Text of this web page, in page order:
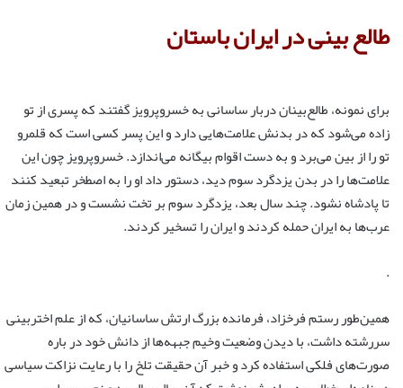
طالع بینی در ایران باستان
برای نمونه، طالع‌بینان دربار ساسانی به خسروپرویز گفتند که پسری از تو
زاده می‌شود که در بدنش علامت‌هایی دارد و این پسر کسی است که قلمرو
تو را از بین می‌برد و به دست اقوام بیگانه می‌اندازد. خسروپرویز چون این
علامت‌ها را در بدن یزدگرد سوم دید، دستور داد او را به اصطخر تبعید کنند
تا پادشاه نشود. چند سال بعد، یزدگرد سوم بر تخت نشست و در همین زمان
عرب‌ها به ایران حمله کردند و ایران را تسخیر کردند.
.
همین‌طور رستم فرخزاد، فرمانده بزرگ ارتش ساسانیان، که از علم اختربینی
سررشته داشت، با دیدن وضعیت وخیم جبهه‌ها از دانش خود در باره
صورت‌های فلکی استفاده کرد و خبر آن حقیقت تلخ را با رعایت نزاکت سیاسی